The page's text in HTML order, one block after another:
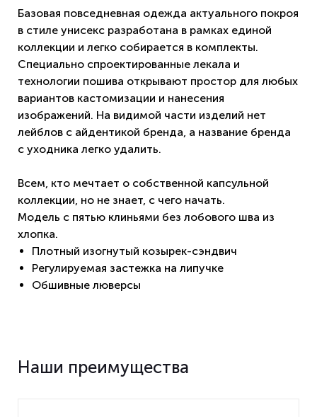
Базовая повседневная одежда актуального покроя
в стиле унисекс разработана в рамках единой
коллекции и легко собирается в комплекты.
Специально спроектированные лекала и
технологии пошива открывают простор для любых
вариантов кастомизации и нанесения
изображений. На видимой части изделий нет
лейблов с айдентикой бренда, а название бренда
с уходника легко удалить.
Всем, кто мечтает о собственной капсульной
коллекции, но не знает, с чего начать.
Модель с пятью клиньями без лобового шва из
хлопка.
Плотный изогнутый козырек-сэндвич
Регулируемая застежка на липучке
Обшивные люверсы
Наши преимущества